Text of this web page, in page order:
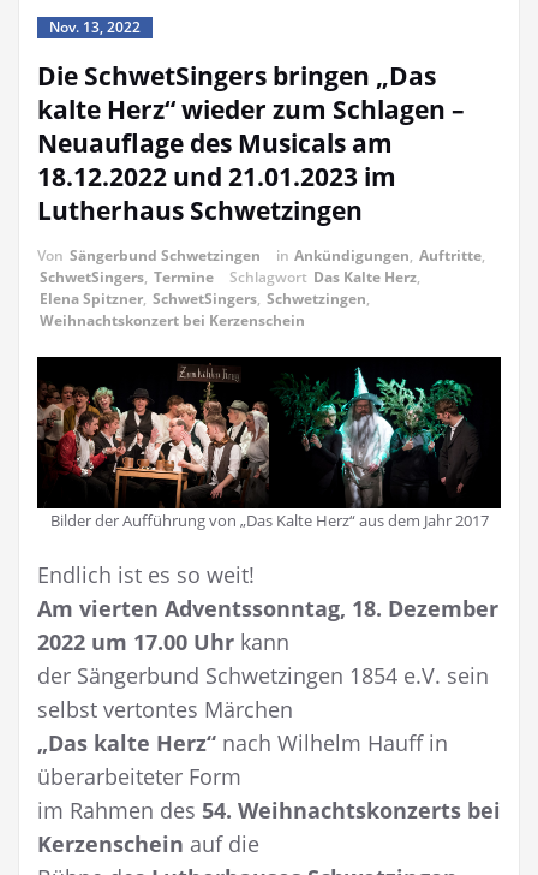
Nov. 13, 2022
Die SchwetSingers bringen „Das
kalte Herz“ wieder zum Schlagen –
Neuauflage des Musicals am
18.12.2022 und 21.01.2023 im
Lutherhaus Schwetzingen
Von Sängerbund Schwetzingen in Ankündigungen, Auftritte,
SchwetSingers, Termine Schlagwort Das Kalte Herz,
Elena Spitzner, SchwetSingers, Schwetzingen,
Weihnachtskonzert bei Kerzenschein
Bilder der Aufführung von „Das Kalte Herz“ aus dem Jahr 2017
Endlich ist es so weit!
Am vierten Adventssonntag, 18. Dezember
2022 um 17.00 Uhr kann
der Sängerbund Schwetzingen 1854 e.V. sein
selbst vertontes Märchen
„Das kalte Herz“ nach Wilhelm Hauff in
überarbeiteter Form
im Rahmen des 54. Weihnachtskonzerts bei
Kerzenschein auf die